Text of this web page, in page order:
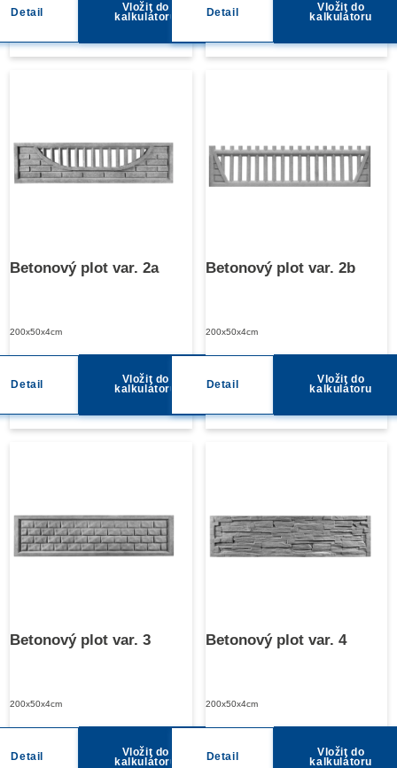
Detail
Vložit do
kalkulátoru
Detail
Vložit do
kalkulátoru
Betonový plot var. 2a
200x50x4cm
Detail
Vložit do
kalkulátoru
Betonový plot var. 2b
200x50x4cm
Detail
Vložit do
kalkulátoru
Betonový plot var. 3
200x50x4cm
Detail
Vložit do
kalkulátoru
Betonový plot var. 4
200x50x4cm
Detail
Vložit do
kalkulátoru